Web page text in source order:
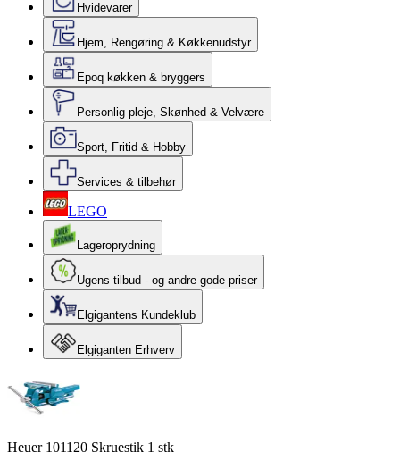
Hvidevarer
Hjem, Rengøring & Køkkenudstyr
Epoq køkken & bryggers
Personlig pleje, Skønhed & Velvære
Sport, Fritid & Hobby
Services & tilbehør
LEGO
Lageroprydning
Ugens tilbud - og andre gode priser
Elgigantens Kundeklub
Elgiganten Erhverv
Heuer 101120 Skruestik 1 stk